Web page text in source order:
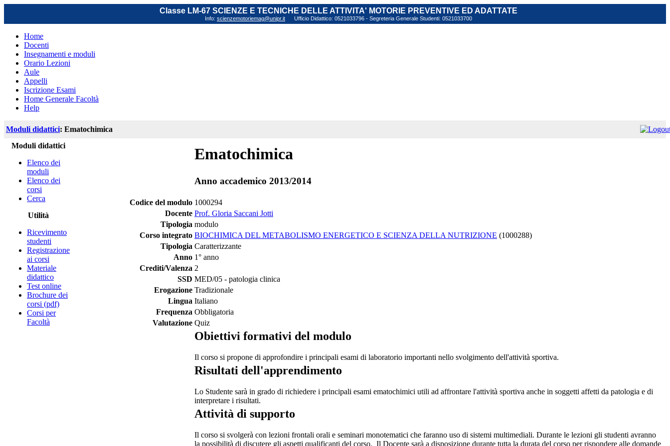
Classe LM-67 SCIENZE E TECNICHE DELLE ATTIVITA' MOTORIE PREVENTIVE ED ADATTATE
Info: scienzemotoriemag@unipr.it Ufficio Didattico: 0521033796 - Segreteria Generale Studenti: 0521033700
Home
Docenti
Insegnamenti e moduli
Orario Lezioni
Aule
Appelli
Iscrizione Esami
Home Generale Facoltà
Help
Moduli didattici: Ematochimica
Moduli didattici
Elenco dei
moduli
Elenco dei
corsi
Cerca
Utilità
Ricevimento
studenti
Registrazione
ai corsi
Materiale
didattico
Test online
Brochure dei
corsi (pdf)
Corsi per
Facoltà
Ematochimica
Anno accademico 2013/2014
Codice del modulo 1000294
Docente Prof. Gloria Saccani Jotti
Tipologia modulo
Corso integrato BIOCHIMICA DEL METABOLISMO ENERGETICO E SCIENZA DELLA NUTRIZIONE (1000288)
Tipologia Caratterizzante
Anno 1° anno
Crediti/Valenza 2
SSD MED/05 - patologia clinica
Erogazione Tradizionale
Lingua Italiano
Frequenza Obbligatoria
Valutazione Quiz
Obiettivi formativi del modulo
Il corso si propone di approfondire i principali esami di laboratorio importanti nello svolgimento dell'attività sportiva.
Risultati dell'apprendimento
Lo Studente sarà in grado di richiedere i principali esami ematochimici utili ad affrontare l'attività sportiva anche in soggetti affetti da patologia e di
interpretare i risultati.
Attività di supporto
Il corso si svolgerà con lezioni frontali orali e seminari monotematici che faranno uso di sistemi multimediali. Durante le lezioni gli studenti avranno
la possibilità di discutere gli aspetti qualificanti del corso. Il Docente sarà a disposizione durante tutta la durata del corso per rispondere alle domande